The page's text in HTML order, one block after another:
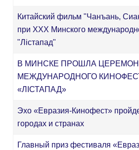
Китайский фильм "Чанъань,
при XXX Минского
"Лiстапад"
В МИНСКЕ ПРОШЛА
МЕЖДУНАРОДНОГО
«ЛІСТАПАД»
Эхо «Евразия-Кинофест»
городах и странах
Главный приз фестиваля